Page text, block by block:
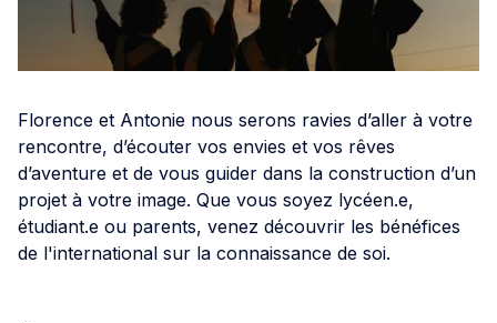
Florence et Antonie nous serons ravies d’aller à votre
rencontre, d’écouter vos envies et vos rêves
d’aventure et de vous guider dans la construction d’un
projet à votre image. Que vous soyez lycéen.e,
étudiant.e ou parents, venez découvrir les bénéfices
de l'international sur la connaissance de soi.